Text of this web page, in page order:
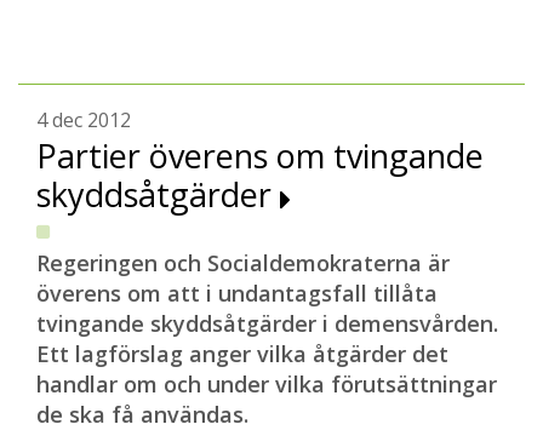
4 dec 2012
Partier överens om tvingande
skyddsåtgärder
Regeringen och Socialdemokraterna är
överens om att i undantagsfall tillåta
tvingande skyddsåtgärder i demensvården.
Ett lagförslag anger vilka åtgärder det
handlar om och under vilka förutsättningar
de ska få användas.